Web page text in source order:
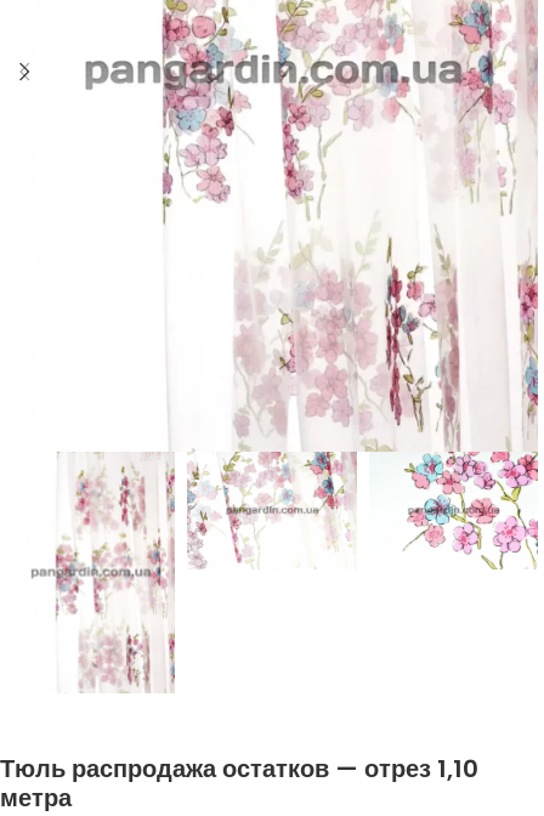
Тюль распродажа остатков — отрез 1,10
метра